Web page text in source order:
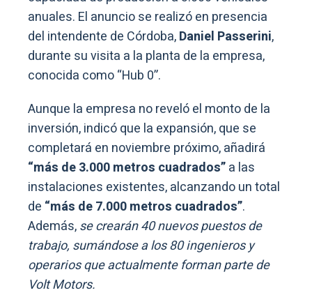
anuales. El anuncio se realizó en presencia
del intendente de Córdoba,Daniel Passerini,
durante su visita a la planta de la empresa,
conocida como “Hub 0”.
Aunque la empresa no reveló el monto de la
inversión, indicó que la expansión, que se
completará en noviembre próximo, añadirá
“más de 3.000 metros cuadrados”a las
instalaciones existentes, alcanzando un total
de “más de 7.000 metros cuadrados”.
Además,se crearán 40 nuevos puestos de
trabajo, sumándose a los 80 ingenieros y
operarios que actualmente forman parte de
Volt Motors.